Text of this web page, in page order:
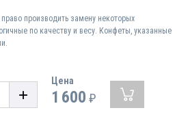
производить замену некоторых
по качеству и весу. Конфеты, указанные
Цена
1 600 ₽